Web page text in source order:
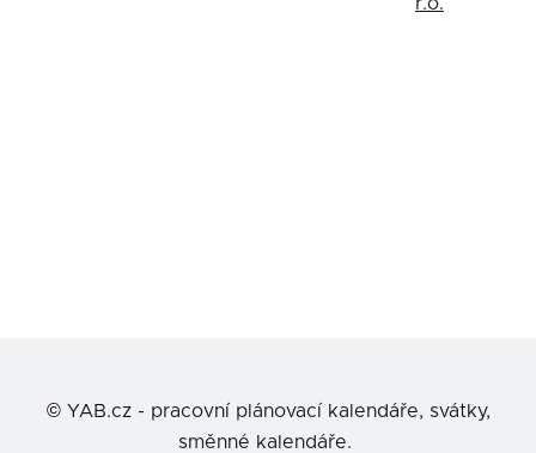
© YAB.cz - pracovní plánovací kalendáře, svátky,
směnné kalendáře.